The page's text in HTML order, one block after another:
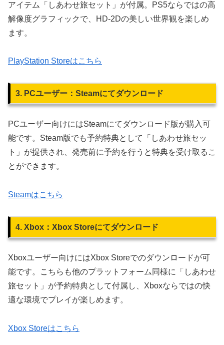
アイテム「しあわせ旅セット」が付属。PS5ならではの高
解像度グラフィックで、HD-2Dの美しい世界観を楽しめ
ます。
PlayStation Storeはこちら
3. PCユーザー：Steamにてダウンロード
PCユーザー向けにはSteamにてダウンロード版が購入可
能です。Steam版でも予約特典として「しあわせ旅セッ
ト」が提供され、発売前に予約を行うと特典を受け取るこ
とができます。
Steamはこちら
4. Xbox：Xbox Storeにてダウンロード
Xboxユーザー向けにはXbox Storeでのダウンロードが可
能です。こちらも他のプラットフォーム同様に「しあわせ
旅セット」が予約特典として付属し、Xboxならではの快
適な環境でプレイが楽しめます。
Xbox Storeはこちら